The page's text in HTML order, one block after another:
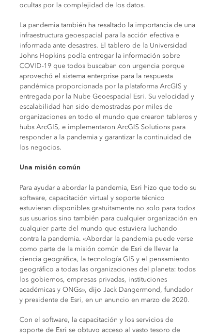
ocultas por la complejidad de los datos.
La pandemia también ha resaltado la importancia de una
infraestructura geoespacial para la acción efectiva e
informada ante desastres. El tablero de la Universidad
Johns Hopkins podía entregar la información sobre
COVID-19 que todos buscaban con urgencia porque
aprovechó el sistema enterprise para la respuesta
pandémica proporcionada por la plataforma ArcGIS y
entregada por la Nube Geoespacial Esri. Su velocidad y
escalabilidad han sido demostradas por miles de
organizaciones en todo el mundo que crearon tableros y
hubs ArcGIS, e implementaron ArcGIS Solutions para
responder a la pandemia y garantizar la continuidad de
los negocios.
Una misión común
Para ayudar a abordar la pandemia, Esri hizo que todo su
software, capacitación virtual y soporte técnico
estuvieran disponibles gratuitamente no solo para todos
sus usuarios sino también para cualquier organización en
cualquier parte del mundo que estuviera luchando
contra la pandemia. «Abordar la pandemia puede verse
como parte de la misión común de Esri de llevar la
ciencia geográfica, la tecnología GIS y el pensamiento
geográfico a todas las organizaciones del planeta: todos
los gobiernos, empresas privadas, instituciones
académicas y ONGs», dijo Jack Dangermond, fundador
y presidente de Esri, en un anuncio en marzo de 2020.
Con el software, la capacitación y los servicios de
soporte de Esri se obtuvo acceso al vasto tesoro de